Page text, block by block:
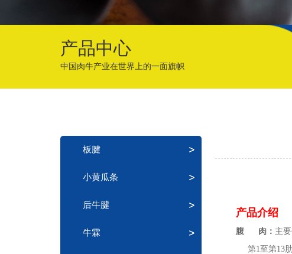
产品中心
中国肉牛产业在世界上的一面旗帜
板腱
小黄瓜条
后牛腱
牛霖
产品介绍
腹 肉： 主
第1至第13肋